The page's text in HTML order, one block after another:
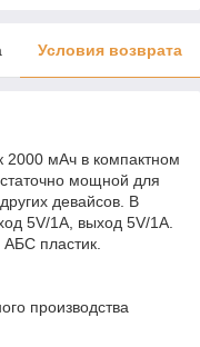
Условия возврата
2000 мАч в компактном
мощной для
девайсов. В
5V/1A, выход 5V/1A.
пластик.
производства